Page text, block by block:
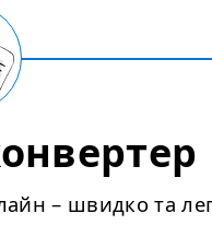
– швидко та